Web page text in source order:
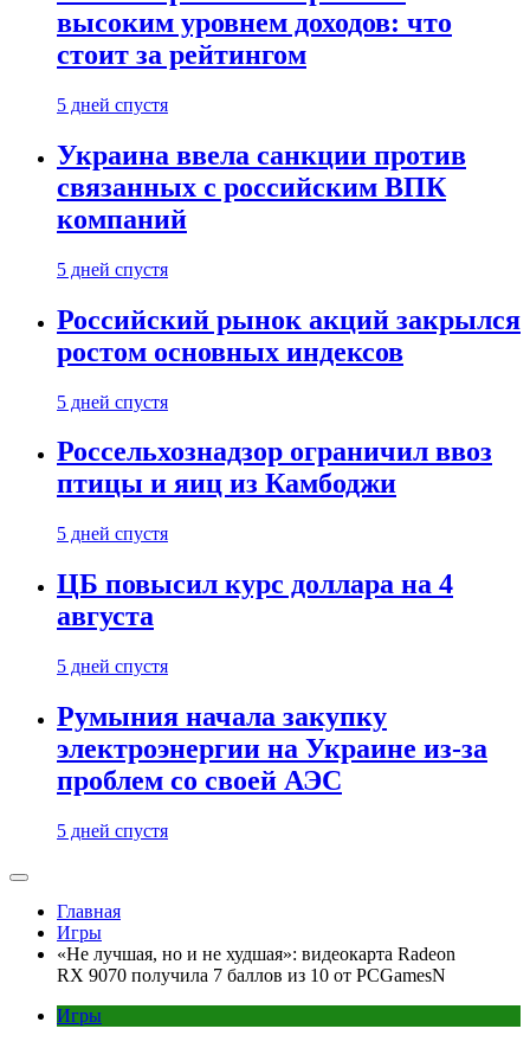
высоким уровнем доходов: что
стоит за рейтингом
5 дней спустя
Украина ввела санкции против
связанных с российским ВПК
компаний
5 дней спустя
Российский рынок акций закрылся
ростом основных индексов
5 дней спустя
Россельхознадзор ограничил ввоз
птицы и яиц из Камбоджи
5 дней спустя
ЦБ повысил курс доллара на 4
августа
5 дней спустя
Румыния начала закупку
электроэнергии на Украине из-за
проблем со своей АЭС
5 дней спустя
Главная
Игры
«Не лучшая, но и не худшая»: видеокарта Radeon
RX 9070 получила 7 баллов из 10 от PCGamesN
Игры